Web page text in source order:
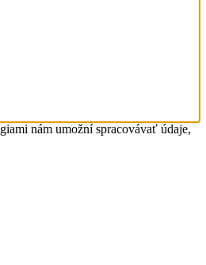
nám umožní spracovávať údaje,